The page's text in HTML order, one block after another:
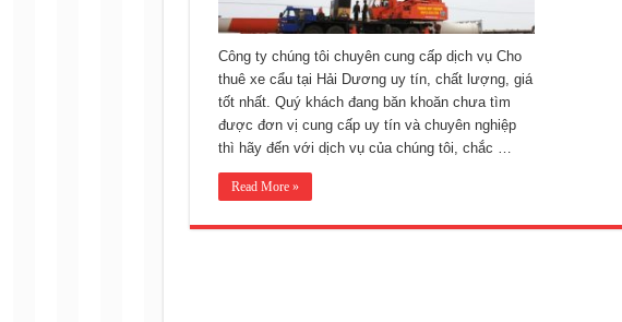
Công ty chúng tôi chuyên cung cấp dịch vụ Cho
thuê xe cẩu tại Hải Dương uy tín, chất lượng, giá
tốt nhất. Quý khách đang băn khoăn chưa tìm
được đơn vị cung cấp uy tín và chuyên nghiệp
thì hãy đến với dịch vụ của chúng tôi, chắc …
Read More »